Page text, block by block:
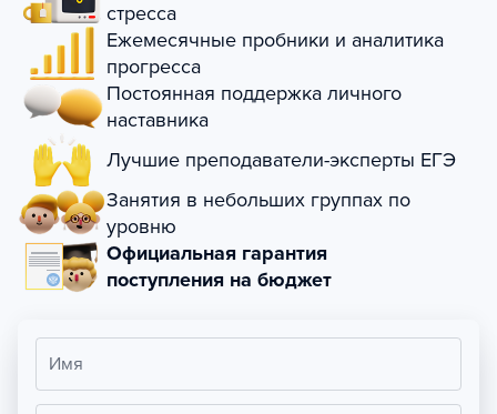
стресса
Ежемесячные пробники и аналитика
прогресса
Постоянная поддержка личного
наставника
Лучшие преподаватели-эксперты ЕГЭ
Занятия в небольших группах по
уровню
Официальная гарантия
поступления на бюджет
Имя